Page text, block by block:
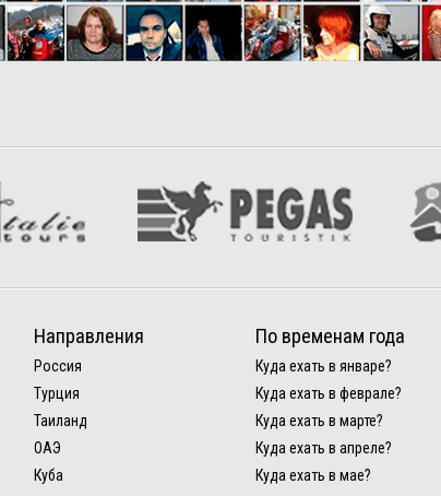
Направления
Россия
Турция
Таиланд
ОАЭ
Куба
По временам года
Куда ехать в январе?
Куда ехать в феврале?
Куда ехать в марте?
Куда ехать в апреле?
Куда ехать в мае?